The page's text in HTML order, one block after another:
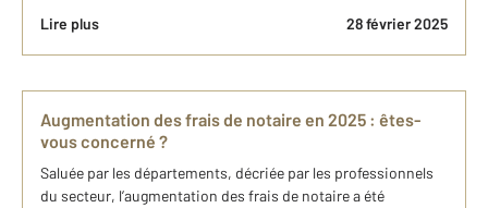
Lire plus 28 février 2025
Augmentation des frais de notaire en 2025 : êtes-
vous concerné ?
Saluée par les départements, décriée par les professionnels
du secteur, l’augmentation des frais de notaire a été